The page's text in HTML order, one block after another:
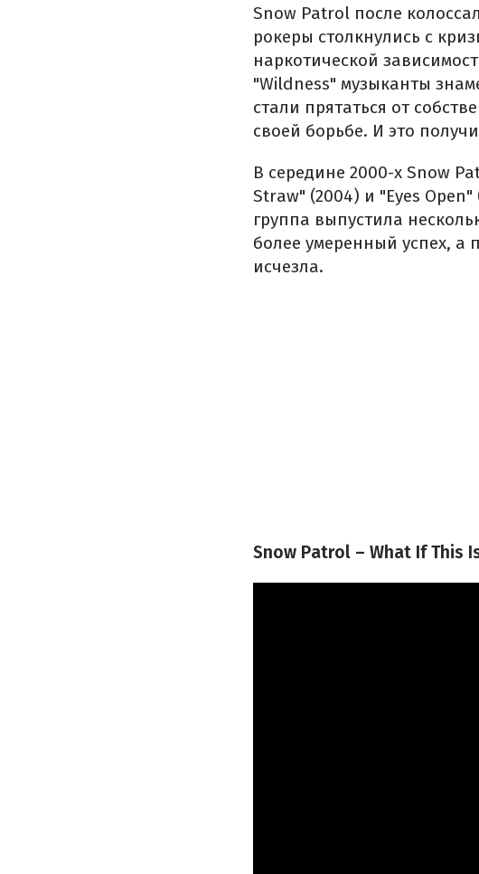
Snow Patrol после
рокеры столкнулись с
наркотической
"Wildness" музыканты
стали прятаться от
своей борьбе. И это
В середине 2000-х Snow
Straw" (2004) и "Eyes
группа выпустила
более умеренный успех, а
исчезла.
Snow Patrol – What If This